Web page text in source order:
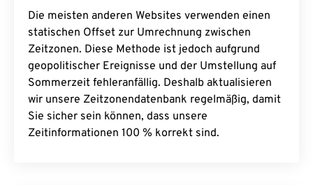
Die meisten anderen Websites verwenden einen
statischen Offset zur Umrechnung zwischen
Zeitzonen. Diese Methode ist jedoch aufgrund
geopolitischer Ereignisse und der Umstellung auf
Sommerzeit fehleranfällig. Deshalb aktualisieren
wir unsere Zeitzonendatenbank regelmäßig, damit
Sie sicher sein können, dass unsere
Zeitinformationen 100 % korrekt sind.